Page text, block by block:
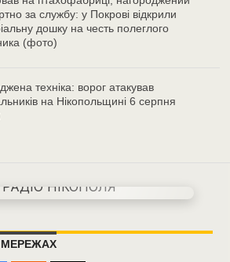
за службу: у Покрові відкрили
дошку на честь полеглого
(фото)
техніка: ворог атакував
на Нікопольщині 6 серпня
МЕРЕЖАХ